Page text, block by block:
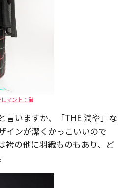
マント：蛍
言いますか、「THE 滴や」な
インが潔くかっこいいので
袴の他に羽織ものもあり、ど